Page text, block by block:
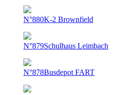
N°880K-2 Brownfield
N°879Schulhaus Leimbach
N°878Busdepot FART